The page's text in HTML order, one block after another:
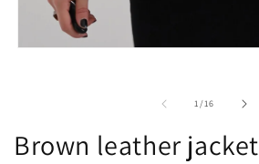
modale
1/su
16
Brown leather jacket